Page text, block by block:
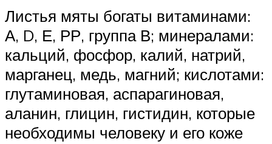
Листья мяты богаты витаминами:
А, D, Е, РР, группа В; минералами:
кальций, фосфор, калий, натрий,
марганец, медь, магний; кислотами:
глутаминовая, аспарагиновая,
аланин, глицин, гистидин, которые
необходимы человеку и его коже